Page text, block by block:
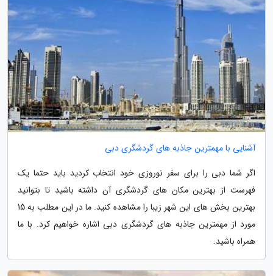
آشنایی با مهمترین جاذبه های گردشگری دبی
اگر شما دبی را برای سفر نوروزی خود انتخاب کردید باید حتما یک
فهرست از بهترین مکان های گردشگری آن داشته باشید تا بتوانید
بهترین بخش های این شهر زیبا را مشاهده کنید. ما در این مطلب به 15
مورد از مهمترین جاذبه های گردشگری دبی اشاره خواهیم کرد. با ما
همراه باشید.